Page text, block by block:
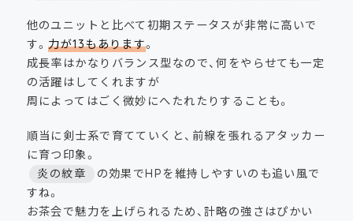
他のユニットと比べて初期ステータスが非常に高いで
す。力が13もあります。
成長率はかなりバランス型なので、何をやらせても一定
の活躍はしてくれますが
周によってはごく微妙にへたれたりすることも。
順当に剣士系で育てていくと、前線を張れるアタッカー
に育つ印象。
炎の紋章
の効果でHPを維持しやすいのも追い風で
すね。
お茶会で魅力を上げられるため、計略の強さはぴかい